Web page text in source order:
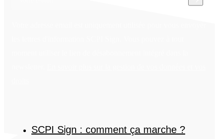
SCPI Sign : comment ça marche ?